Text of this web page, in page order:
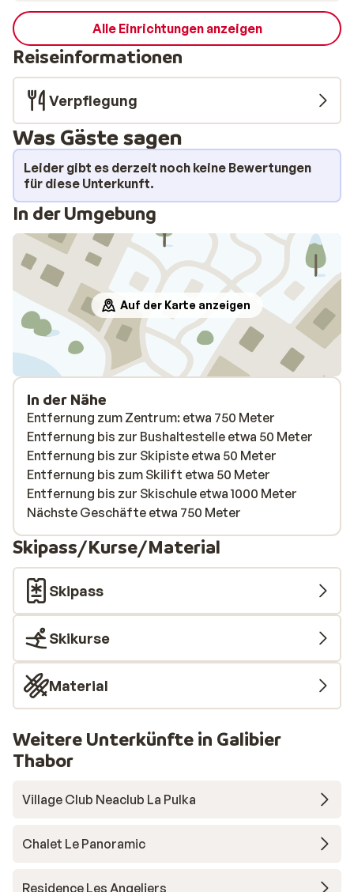
das Zentrum von Valloire mit Bäcker, Restaurants und
kleinen Geschäften.Alle Einrichtungen anzeigen
Reiseinformationen
Verpflegung
Was Gäste sagen
Leider gibt es derzeit noch keine Bewertungen
für diese Unterkunft.
In der Umgebung
Auf der Karte anzeigen
In der Nähe
Entfernung zum Zentrum: etwa 750 Meter
Entfernung bis zur Bushaltestelle etwa 50 Meter
Entfernung bis zur Skipiste etwa 50 Meter
Entfernung bis zum Skilift etwa 50 Meter
Entfernung bis zur Skischule etwa 1000 Meter
Nächste Geschäfte etwa 750 Meter
Skipass/Kurse/Material
Skipass
Skikurse
Material
Weitere Unterkünfte in Galibier
Thabor
Village Club Neaclub La Pulka
Chalet Le Panoramic
Residence Les Angeliers